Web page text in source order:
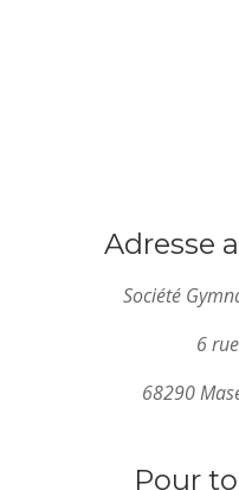
Adresse
Société
6
68290
Pour